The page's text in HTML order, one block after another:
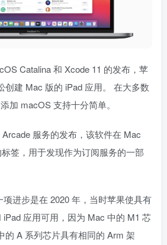
Catalina 和 Xcode 11 的发布，苹
创建 Mac 版的 ‌iPad ‌应用。 在大多数
加 macOS 支持十分简单。
服务的发布，该软件在 Mac
签，用于发现作为订阅服务的一部
进步是在 2020 年，当时苹果使具有
iPad 应用可用，因为 Mac 中的 M1 芯
的 A 系列芯片具有相同的 Arm 架